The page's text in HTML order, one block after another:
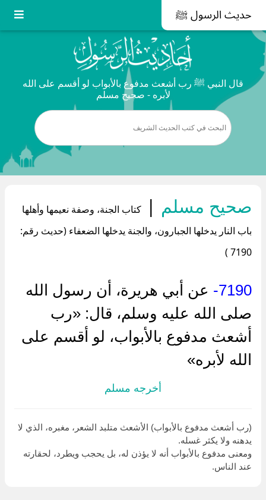
حديث الرسول ﷺ
قال النبي ﷺ رب أشعث مدفوع بالأبواب لو أقسم على الله
لأبره - صحيح مسلم
صحيح مسلم |
كتاب الجنة، وصفة نعيمها وأهلها
باب النار يدخلها الجبارون، والجنة يدخلها الضعفاء (حديث رقم:
7190 )
7190-
عن أبي هريرة، أن رسول الله
صلى الله عليه وسلم، قال: «رب
أشعث مدفوع بالأبواب، لو أقسم على
الله لأبره»
أخرجه مسلم
(رب أشعث مدفوع بالأبواب) الأشعث متلبد الشعر، مغبره، الذي لا
يدهنه ولا يكثر غسله.
ومعنى مدفوع بالأبواب أنه لا يؤذن له، بل يحجب ويطرد، لحقارته
عند الناس.